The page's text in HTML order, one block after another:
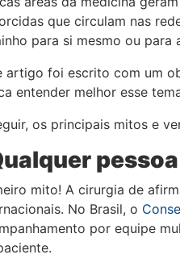
que circulam nas
para si mesmo ou para
artigo foi escrito com um
entender melhor esse
os principais mitos e
mito! A cirurgia de
No Brasil, o
por equipe